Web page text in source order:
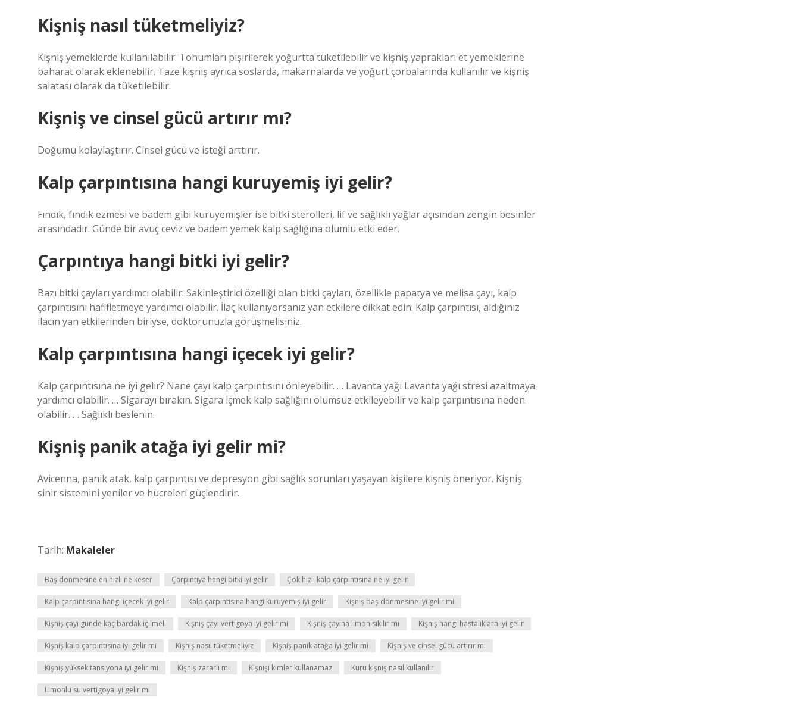
Kişniş nasıl tüketmeliyiz?
Kişniş yemeklerde kullanılabilir. Tohumları pişirilerek yoğurtta tüketilebilir ve kişniş yaprakları et yemeklerine
baharat olarak eklenebilir. Taze kişniş ayrıca soslarda, makarnalarda ve yoğurt çorbalarında kullanılır ve kişniş
salatası olarak da tüketilebilir.
Kişniş ve cinsel gücü artırır mı?
Doğumu kolaylaştırır. Cinsel gücü ve isteği arttırır.
Kalp çarpıntısına hangi kuruyemiş iyi gelir?
Fındık, fındık ezmesi ve badem gibi kuruyemişler ise bitki sterolleri, lif ve sağlıklı yağlar açısından zengin besinler
arasındadır. Günde bir avuç ceviz ve badem yemek kalp sağlığına olumlu etki eder.
Çarpıntıya hangi bitki iyi gelir?
Bazı bitki çayları yardımcı olabilir: Sakinleştirici özelliği olan bitki çayları, özellikle papatya ve melisa çayı, kalp
çarpıntısını hafifletmeye yardımcı olabilir. İlaç kullanıyorsanız yan etkilere dikkat edin: Kalp çarpıntısı, aldığınız
ilacın yan etkilerinden biriyse, doktorunuzla görüşmelisiniz.
Kalp çarpıntısına hangi içecek iyi gelir?
Kalp çarpıntısına ne iyi gelir? Nane çayı kalp çarpıntısını önleyebilir. … Lavanta yağı Lavanta yağı stresi azaltmaya
yardımcı olabilir. … Sigarayı bırakın. Sigara içmek kalp sağlığını olumsuz etkileyebilir ve kalp çarpıntısına neden
olabilir. … Sağlıklı beslenin.
Kişniş panik atağa iyi gelir mi?
Avicenna, panik atak, kalp çarpıntısı ve depresyon gibi sağlık sorunları yaşayan kişilere kişniş öneriyor. Kişniş
sinir sistemini yeniler ve hücreleri güçlendirir.
Tarih: Makaleler
Baş dönmesine en hızlı ne keser Çarpıntıya hangi bitki iyi gelir Çok hızlı kalp çarpıntısına ne iyi gelir
Kalp çarpıntısına hangi içecek iyi gelir Kalp çarpıntısına hangi kuruyemiş iyi gelir Kişniş baş dönmesine iyi gelir mi
Kişniş çayı günde kaç bardak içilmeli Kişniş çayı vertigoya iyi gelir mi Kişniş çayına limon sıkılır mı Kişniş hangi hastalıklara iyi gelir
Kişniş kalp çarpıntısına iyi gelir mi Kişniş nasıl tüketmeliyiz Kişniş panik atağa iyi gelir mi Kişniş ve cinsel gücü artırır mı
Kişniş yüksek tansiyona iyi gelir mi Kişniş zararlı mı Kişnişi kimler kullanamaz Kuru kişniş nasıl kullanılır
Limonlu su vertigoya iyi gelir mi